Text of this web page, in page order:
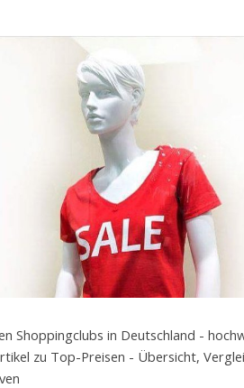
Shoppingclubs in Deutschland -
zu Top-Preisen - Übersicht,